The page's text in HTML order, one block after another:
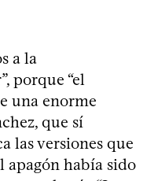
a la
porque “el
una enorme
que sí
las versiones que
apagón había sido